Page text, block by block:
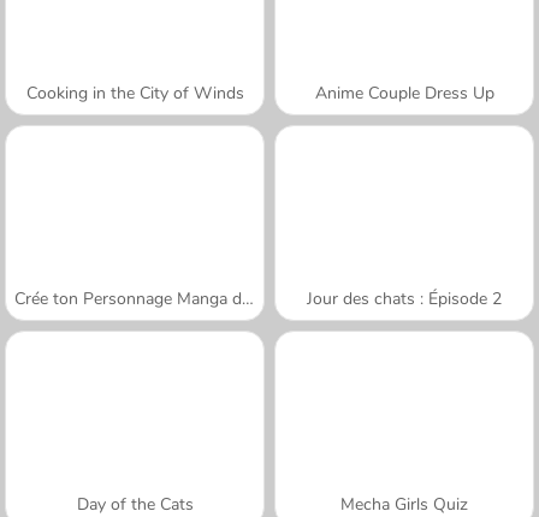
Cooking in the City of Winds Anime Couple Dress Up
Crée ton Personnage Manga de Poche Jour des chats : Épisode 2
Day of the Cats Mecha Girls Quiz